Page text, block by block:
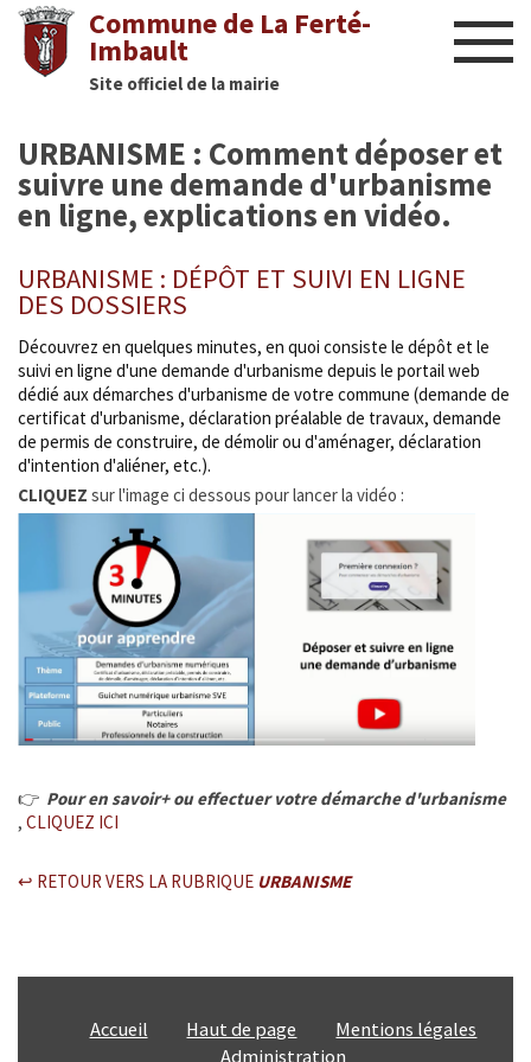
Commune de La Ferté-
Imbault
Site officiel de la mairie
Actualités
Nous contacter
Diaporama
Culture
Manifestations
Infos utiles
Enfance Jeunesse et Famille
Vie associative
Tourisme et Culture
Ça s'est passé à la Ferté
INFOS ÉPIZOOTIES
CATNAT - Sécheresse
SERVICE PUBLIC
URBANISME : Comment déposer et
suivre une demande d'urbanisme
en ligne, explications en vidéo.
URBANISME : DÉPÔT ET SUIVI EN LIGNE
DES DOSSIERS
Découvrez en quelques minutes, en quoi consiste le dépôt et le
suivi en ligne d'une demande d'urbanisme depuis le portail web
dédié aux démarches d'urbanisme de votre commune (demande de
certificat d'urbanisme, déclaration préalable de travaux, demande
de permis de construire, de démolir ou d'aménager, déclaration
d'intention d'aliéner, etc.).
CLIQUEZ sur l'image ci dessous pour lancer la vidéo :
👉 Pour en savoir+ ou effectuer votre démarche d'urbanisme
, CLIQUEZ ICI
↩ RETOUR VERS LA RUBRIQUE URBANISME
Accueil Haut de page
Mentions légales
Administration